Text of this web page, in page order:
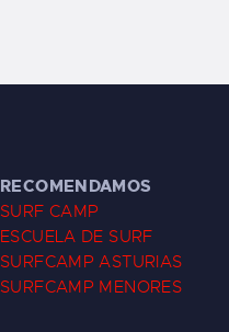
RECOMENDAMOS
SURF CAMP
ESCUELA DE SURF
SURFCAMP ASTURIAS
SURFCAMP MENORES